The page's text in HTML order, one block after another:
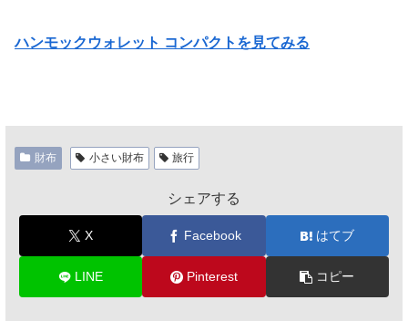
ハンモックウォレット コンパクトを見てみる
財布 小さい財布 旅行
シェアする
X Facebook はてブ
LINE Pinterest コピー